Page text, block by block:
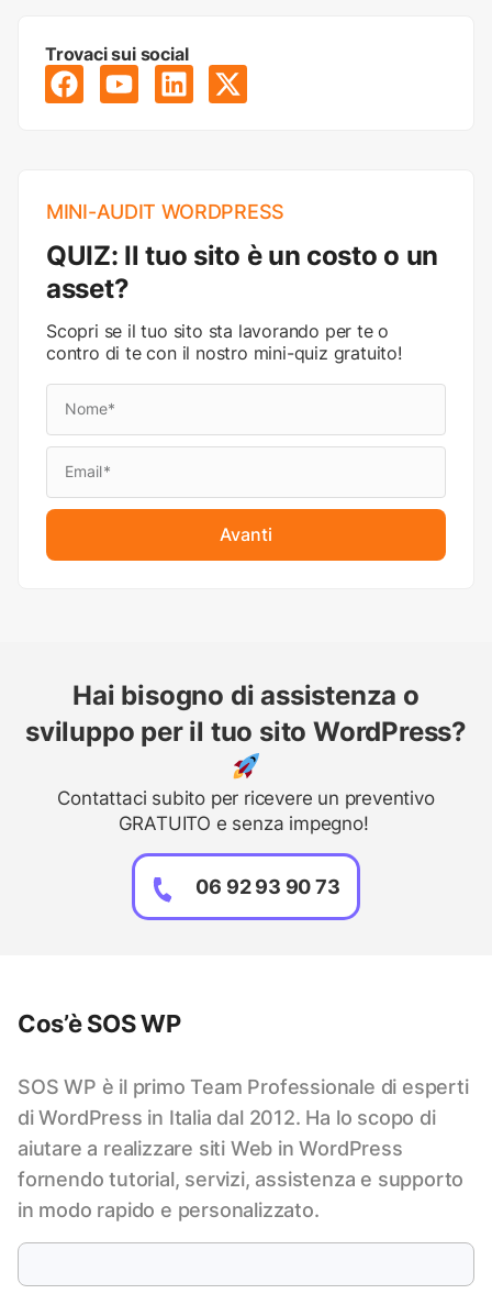
Trovaci sui social
MINI-AUDIT WORDPRESS
QUIZ: Il tuo sito è un costo o un
asset?
Scopri se il tuo sito sta lavorando per te o
contro di te con il nostro mini-quiz gratuito!
Avanti
Hai bisogno di assistenza o
sviluppo per il tuo sito WordPress?
Contattaci subito per ricevere un preventivo
GRATUITO e senza impegno!
06 92 93 90 73
Cos’è SOS WP
SOS WP è il primo Team Professionale di esperti
di WordPress in Italia dal 2012. Ha lo scopo di
aiutare a realizzare siti Web in WordPress
fornendo tutorial, servizi, assistenza e supporto
in modo rapido e personalizzato.